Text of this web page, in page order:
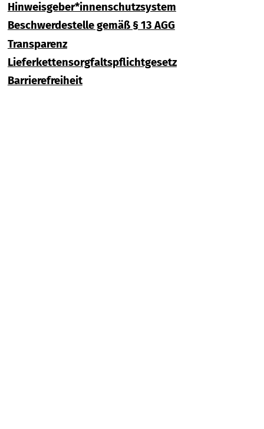
Hinweisgeber*innenschutzsystem
Beschwerdestelle gemäß § 13 AGG
Transparenz
Lieferkettensorgfaltspflichtgesetz
Barrierefreiheit